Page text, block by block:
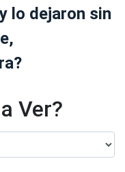
lo dejaron sin
Ver?